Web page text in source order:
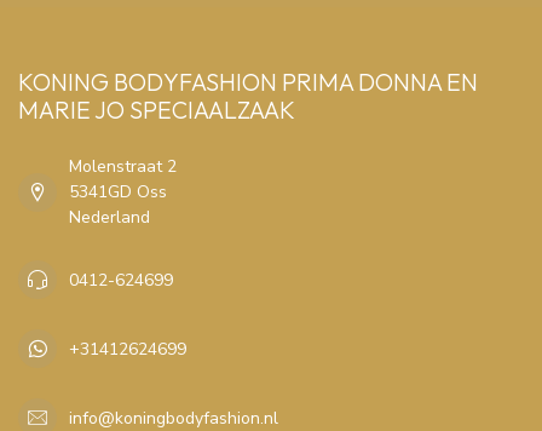
KONING BODYFASHION PRIMA DONNA EN
MARIE JO SPECIAALZAAK
Molenstraat 2
5341GD Oss
Nederland
0412-624699
+31412624699
info@koningbodyfashion.nl